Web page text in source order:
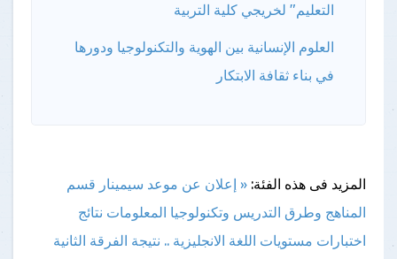
التعليم" لخريجي كلية التربية
العلوم الإنسانية بين الهوية والتكنولوجيا ودورها
في بناء ثقافة الابتكار
المزيد فى هذه الفئة: « إعلان عن موعد سيمينار قسم
المناهج وطرق التدريس وتكنولوجيا المعلومات نتائج
اختبارات مستويات اللغة الانجليزية .. نتيجة الفرقة الثانية